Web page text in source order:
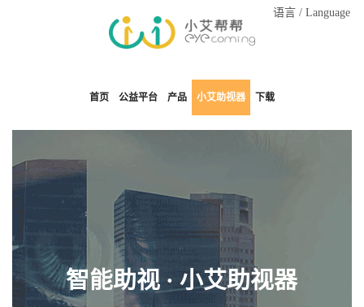
语言 / Language
首页 公益平台 产品 小艾助视器 下载
智能助视 · 小艾助视器